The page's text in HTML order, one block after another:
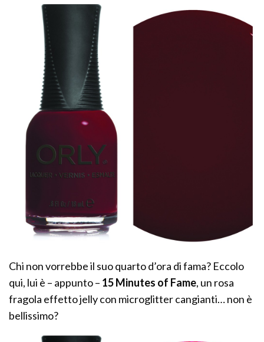
Chi non vorrebbe il suo quarto d’ora di fama? Eccolo
qui, lui è – appunto – 15 Minutes of Fame, un rosa
fragola effetto jelly con microglitter cangianti… non è
bellissimo?